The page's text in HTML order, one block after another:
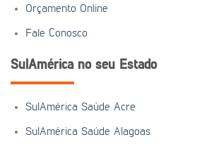
Orçamento Online
Fale Conosco
SulAmérica no seu Estado
SulAmérica Saúde Acre
SulAmérica Saúde Alagoas